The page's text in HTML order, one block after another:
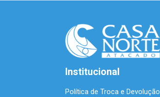
Institucional
Política de Troca e Devolução